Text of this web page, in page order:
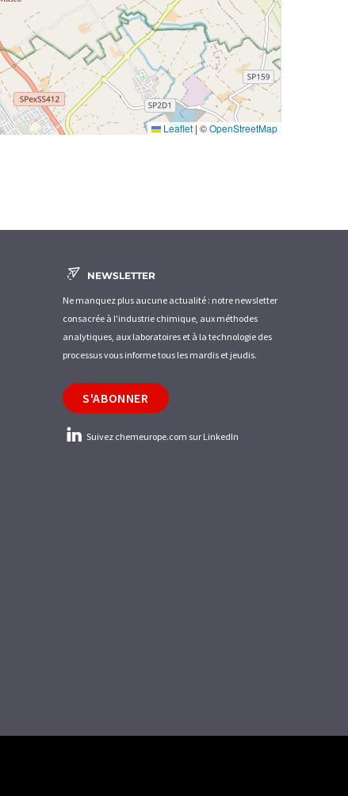
Leaflet | ©OpenStreetMap
NEWSLETTER
Ne manquez plus aucune actualité : notre newsletter
consacrée à l'industrie chimique, aux méthodes
analytiques, aux laboratoires et à la technologie des
processus vous informe tous les mardis et jeudis.
S'ABONNER
Suivez chemeurope.com sur LinkedIn